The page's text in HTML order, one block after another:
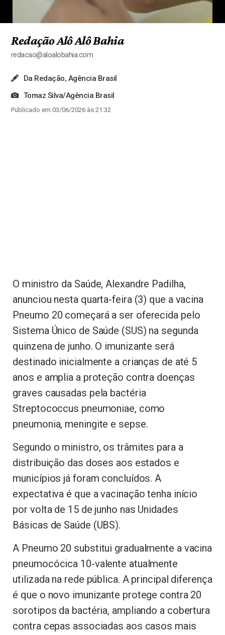
Redação Alô Alô Bahia
redacao@aloalobahia.com
Da Redação, Agência Brasil
Tomaz Silva/Agência Brasil
Publicado em 03/06/2026 às 21:32
O ministro da Saúde, Alexandre Padilha,
anunciou nesta quarta-feira (3) que a vacina
Pneumo 20 começará a ser oferecida pelo
Sistema Único de Saúde (SUS) na segunda
quinzena de junho. O imunizante será
destinado inicialmente a crianças de até 5
anos e amplia a proteção contra doenças
graves causadas pela bactéria
Streptococcus pneumoniae, como
pneumonia, meningite e sepse.
Segundo o ministro, os trâmites para a
distribuição das doses aos estados e
municípios já foram concluídos. A
expectativa é que a vacinação tenha início
por volta de 15 de junho nas Unidades
Básicas de Saúde (UBS).
A Pneumo 20 substitui gradualmente a vacina
pneumocócica 10-valente atualmente
utilizada na rede pública. A principal diferença
é que o novo imunizante protege contra 20
sorotipos da bactéria, ampliando a cobertura
contra cepas associadas aos casos mais